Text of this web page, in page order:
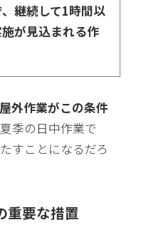
継続して1時間以
が見込まれる作
外作業がこの条件
季の日中作業で
すことになるだろ
重要な措置